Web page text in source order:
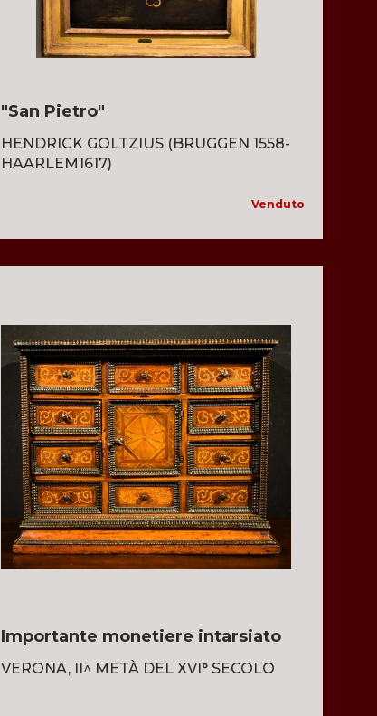
"San Pietro"
HENDRICK GOLTZIUS (BRUGGEN 1558-
HAARLEM1617)
Venduto
Importante monetiere intarsiato
VERONA, II^ METÀ DEL XVI° SECOLO